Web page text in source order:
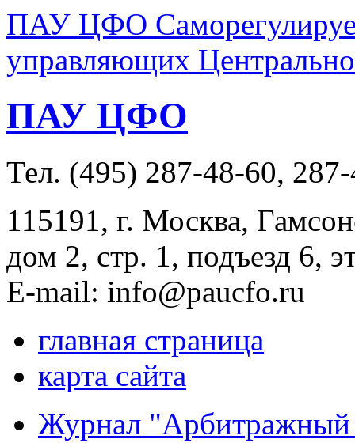
ПАУ ЦФО
управляющих
ПАУ ЦФО
Тел. (495) 287-48-60,
115191, г. Москва,
дом 2, стр. 1, подъезд 6,
E-mail: info@paucfo.ru
главная страница
карта сайта
Журнал